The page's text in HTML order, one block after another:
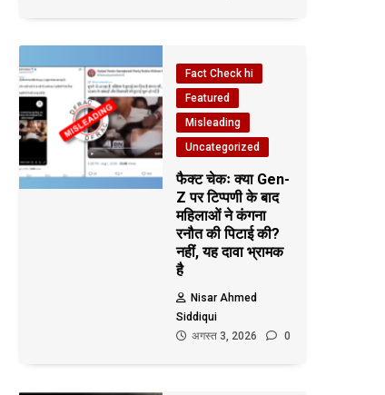
Fact Check hi
Featured
Misleading
Uncategorized
फैक्ट चेकः क्या Gen-
Z पर टिप्पणी के बाद
महिलाओं ने कंगना
रनौत की पिटाई की?
नहीं, यह दावा भ्रामक
है
Nisar Ahmed
Siddiqui
अगस्त 3, 2026
0